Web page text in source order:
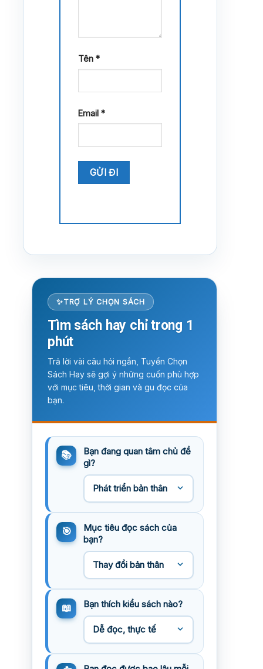
Tên *
Email *
TRỢ LÝ CHỌN SÁCH
Tìm sách hay chỉ trong 1
phút
Trả lời vài câu hỏi ngắn, Tuyển Chọn
Sách Hay sẽ gợi ý những cuốn phù hợp
với mục tiêu, thời gian và gu đọc của
bạn.
Bạn đang quan tâm chủ đề
gì?
Mục tiêu đọc sách của
bạn?
Bạn thích kiểu sách nào?